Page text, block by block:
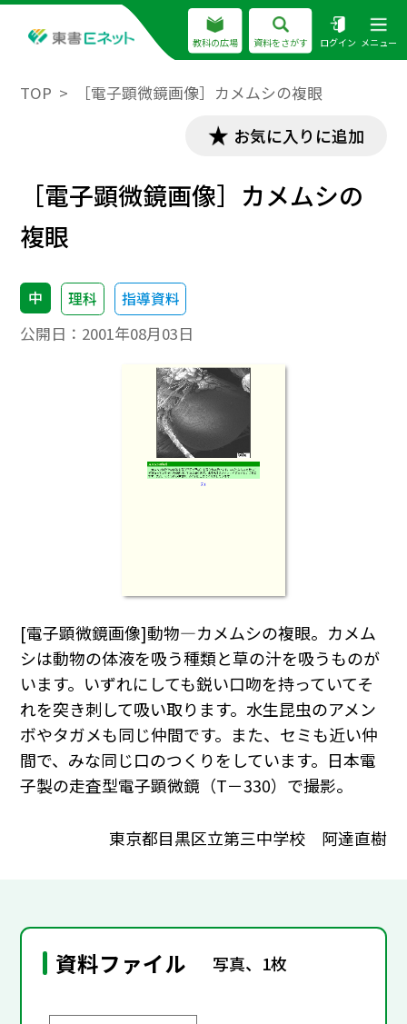
教科の広場 資料をさがす ログイン メニュー
TOP ［電子顕微鏡画像］カメムシの複眼
お気に入りに追加
［電子顕微鏡画像］カメムシの
複眼
中 理科 指導資料
公開日： 2001年08月03日
[電子顕微鏡画像]動物―カメムシの複眼。カメム
シは動物の体液を吸う種類と草の汁を吸うものが
います。いずれにしても鋭い口吻を持っていてそ
れを突き刺して吸い取ります。水生昆虫のアメン
ボやタガメも同じ仲間です。また、セミも近い仲
間で、みな同じ口のつくりをしています。日本電
子製の走査型電子顕微鏡（T－330）で撮影。
東京都目黒区立第三中学校 阿達直樹
資料ファイル 写真、1枚